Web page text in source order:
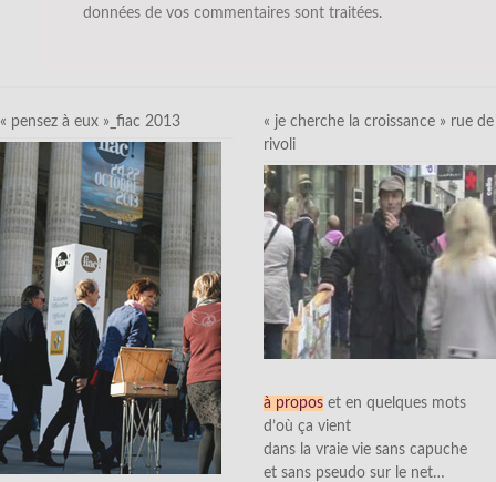
données de vos commentaires sont traitées.
« pensez à eux »_fiac 2013
« je cherche la croissance » rue de
rivoli
à propos et en quelques mots
d’où ça vient
dans la vraie vie sans capuche
et sans pseudo sur le net…